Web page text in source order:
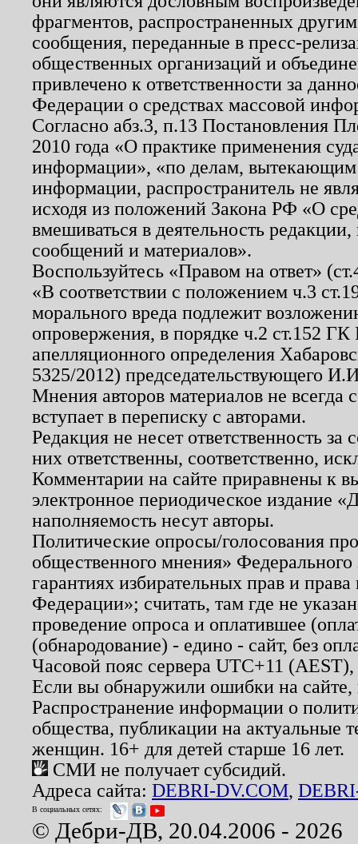
фрагментов, распространенных
сообщения, переданные в пресс-
общественных организаций и
привлечено к ответственности за
Федерации о средствах массовой
Согласно абз.3, п.13 Постановления
2010 года «О практике применения
информации», «по делам, вытекающим
информации, распространитель не
исходя из положений Закона РФ «О
вмешиваться в деятельность
сообщений и материалов».
Воспользуйтесь «Правом на ответ»
«В соответствии с положением ч.3
морального вреда подлежит
опровержения, в порядке ч.2 ст.152
апелляционного определения
5325/2012) председательствующего
Мнения авторов материалов не
вступает в переписку с авторами.
Редакция не несет ответственность
них ответственны, соответственно,
Комментарии на сайте приравнены к
электронное периодическое издание
наполняемость несут авторы.
Политические опросы/голосования
общественного мнения»
гарантиях избирательных прав и
Федерации»; считать, там где не
проведение опроса и оплатившее
(обнародование) - едино - сайт, без
Часовой пояс сервера UTC+11
Если вы обнаружили ошибки на
Распространение информации о
общества, публикации на актуальные
женщин. 16+ для детей старше 16 лет.
СМИ не получает субсидий.
Адреса сайта: DEBRI-DV.COM,
В социальных сетях:
© Дебри-ДВ, 20.04.2006 - 2026